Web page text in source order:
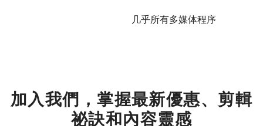
几乎所有多媒体程序
加入我們，掌握最新優惠、剪輯
祕訣和內容靈感